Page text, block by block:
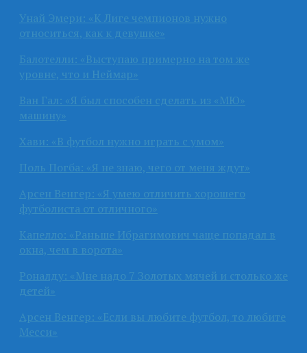
Унай Эмери: «К Лиге чемпионов нужно
относиться, как к девушке»
Балотелли: «Выступаю примерно на том же
уровне, что и Неймар»
Ван Гал: «Я был способен сделать из «МЮ»
машину»
Хави: «В футбол нужно играть с умом»
Поль Погба: «Я не знаю, чего от меня ждут»
Арсен Венгер: «Я умею отличить хорошего
футболиста от отличного»
Капелло: «Раньше Ибрагимович чаще попадал в
окна, чем в ворота»
Роналду: «Мне надо 7 Золотых мячей и столько же
детей»
Арсен Венгер: «Если вы любите футбол, то любите
Месси»